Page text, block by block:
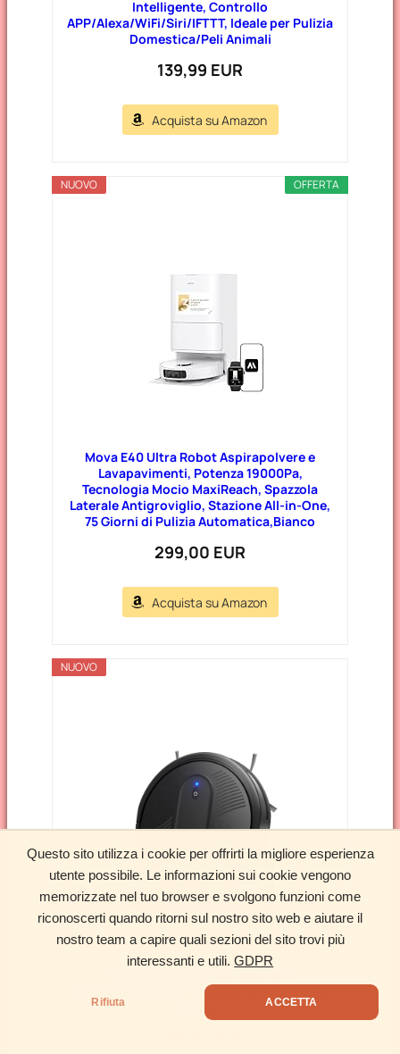
Questo sito utilizza i cookie per offrirti la migliore esperienza
utente possibile. Le informazioni sui cookie vengono
memorizzate nel tuo browser e svolgono funzioni come
riconoscerti quando ritorni sul nostro sito web e aiutare il
nostro team a capire quali sezioni del sito trovi più
interessanti e utili. GDPR
Rifiuta ACCETTA
Intelligente, Controllo
APP/Alexa/WiFi/Siri/IFTTT, Ideale per Pulizia
Domestica/Peli Animali
139,99 EUR
Acquista su Amazon
OFFERTA
NUOVO
Mova E40 Ultra Robot Aspirapolvere e
Lavapavimenti, Potenza 19000Pa,
Tecnologia Mocio MaxiReach, Spazzola
Laterale Antigroviglio, Stazione All-in-One,
75 Giorni di Pulizia Automatica,Bianco
299,00 EUR
Acquista su Amazon
NUOVO
Lavapavimenti 3-in-1, 4000Pa, Autonomia